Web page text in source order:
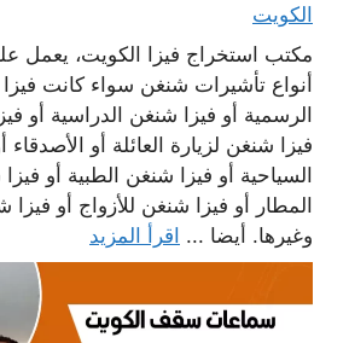
الكويت
مكتب استخراج فيزا الكويت، يعمل
أنواع تأشيرات شنغن سواء كانت
الرسمية أو فيزا شنغن الدراسية أو
فيزا شنغن لزيارة العائلة أو
السياحية أو فيزا شنغن الطبية أو
المطار أو فيزا شنغن للأزواج أو فيزا
وغيرها. أيضا ... اقرأ المزيد